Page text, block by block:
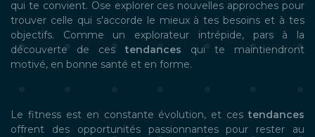
qui te convient. Ose explorer ces nouvelles approches pour
trouver celle qui s'accorde le mieux à tes besoins et à tes
objectifs. Comme un explorateur intrépide, pars à la
découverte de cestendances qui te maintiendront
motivé, en bonne santé et en forme.
Le fitness est en constante évolution, et cestendances
offrent des opportunités passionnantes pour rester au